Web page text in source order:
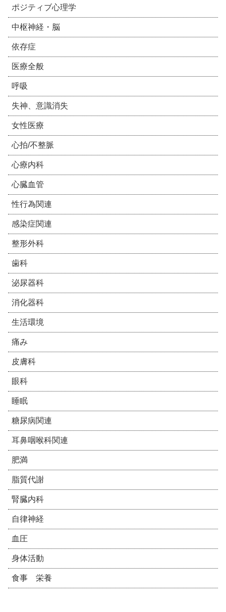
ポジティブ心理学
中枢神経・脳
依存症
医療全般
呼吸
失神、意識消失
女性医療
心拍/不整脈
心療内科
心臓血管
性行為関連
感染症関連
整形外科
歯科
泌尿器科
消化器科
生活環境
痛み
皮膚科
眼科
睡眠
糖尿病関連
耳鼻咽喉科関連
肥満
脂質代謝
腎臓内科
自律神経
血圧
身体活動
食事 栄養